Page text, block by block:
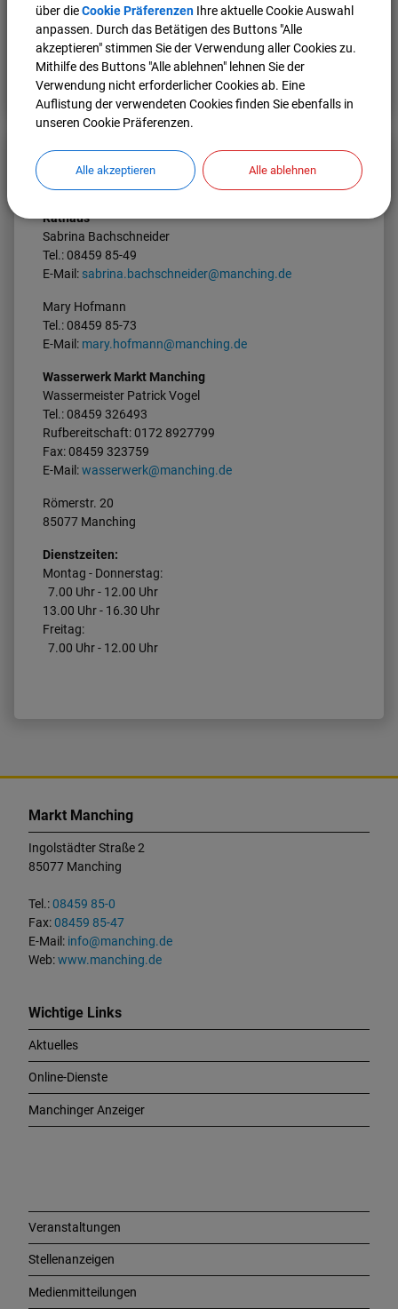
Kontakt
Rathaus
Sabrina Bachschneider
Tel.: 08459 85-49
E-Mail: sabrina.bachschneider@manching.de
Mary Hofmann
Tel.: 08459 85-73
E-Mail: mary.hofmann@manching.de
Wasserwerk Markt Manching
Wassermeister Patrick Vogel
Tel.: 08459 326493
Rufbereitschaft: 0172 8927799
Fax: 08459 323759
E-Mail:wasserwerk@manching.de
Römerstr. 20
85077 Manching
Dienstzeiten:
Montag - Donnerstag:
7.00 Uhr - 12.00 Uhr
13.00 Uhr - 16.30 Uhr
Freitag:
7.00 Uhr - 12.00 Uhr
Nach oben Seite drucken
Markt Manching
Ingolstädter Straße 2
85077 Manching
Tel.:08459 85-0
Fax:08459 85-47
E-Mail: info@manching.de
Web:www.manching.de
Wichtige Links
Aktuelles
Online-Dienste
Manchinger Anzeiger
Veranstaltungen
Stellenanzeigen
Medienmitteilungen
über dieCookie Präferenzen Ihre aktuelle Cookie Auswahl
anpassen. Durch das Betätigen des Buttons "Alle
akzeptieren" stimmen Sie der Verwendung aller Cookies zu.
Mithilfe des Buttons "Alle ablehnen" lehnen Sie der
Verwendung nicht erforderlicher Cookies ab. Eine
Auflistung der verwendeten Cookies finden Sie ebenfalls in
unseren Cookie Präferenzen.
Alle akzeptieren Alle ablehnen